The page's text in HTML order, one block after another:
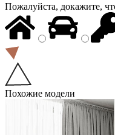
Пожалуйста, докажите,
Похожие модели